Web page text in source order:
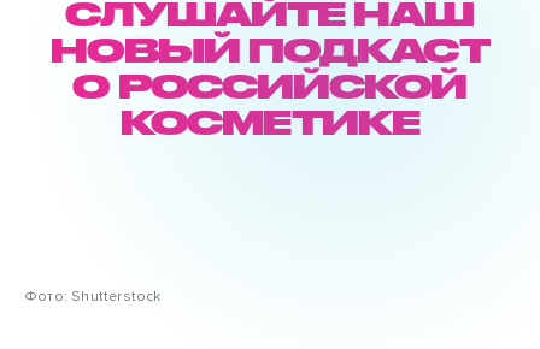
СЛУШАЙТЕ НАШ
НОВЫЙ ПОДКАСТ
О РОССИЙСКОЙ
КОСМЕТИКЕ
Фото: Shutterstock